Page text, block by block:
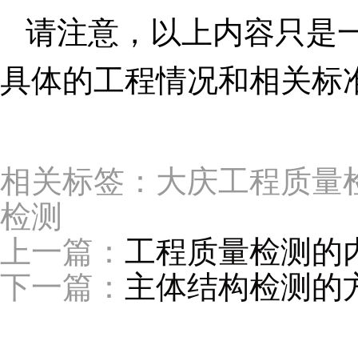
请注意，以上内容只是
具体的工程情况和相关标
相关标签：大庆工程质
检测
上一篇： 工程质量检测的
下一篇： 主体结构检测的